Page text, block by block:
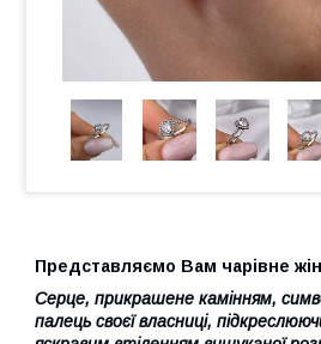
Представляємо Вам чарівне
Серце, прикрашене камінням,
палець своєї власниці,